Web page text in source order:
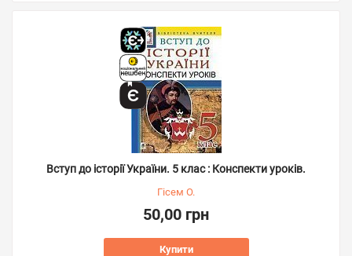
Вступ до історії України. 5 клас : Конспекти уроків.
Гісем О.
50,00 грн
Купити